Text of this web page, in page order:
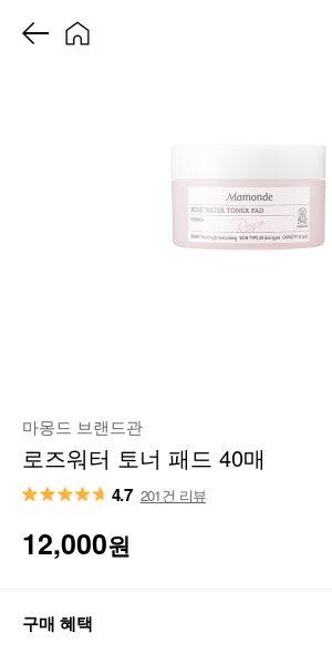
마몽드 브랜드관
로즈워터 토너 패드 40매
4.7 201건 리뷰
12,000원
구매 혜택